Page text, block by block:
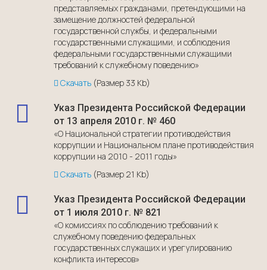
представляемых гражданами, претендующими на
замещение должностей федеральной
государственной службы, и федеральными
государственными служащими, и соблюдения
федеральными государственными служащими
требований к служебному поведению»
Скачать(Размер 33 Kb)
Указ Президента Российской Федерации
от 13 апреля 2010 г. № 460
«О Национальной стратегии противодействия
коррупции и Национальном плане противодействия
коррупции на 2010 - 2011 годы»
Скачать(Размер 21 Kb)
Указ Президента Российской Федерации
от 1 июля 2010 г. № 821
«О комиссиях по соблюдению требований к
служебному поведению федеральных
государственных служащих и урегулированию
конфликта интересов»